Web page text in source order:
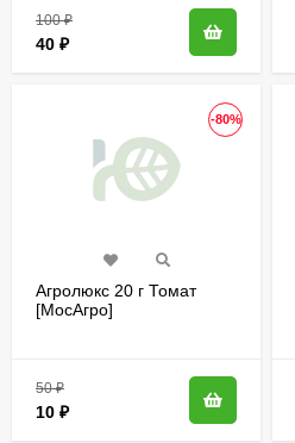
100₽
40 ₽
-80%
Агролюкс 20 г Томат
[МосАгро]
50₽
10 ₽